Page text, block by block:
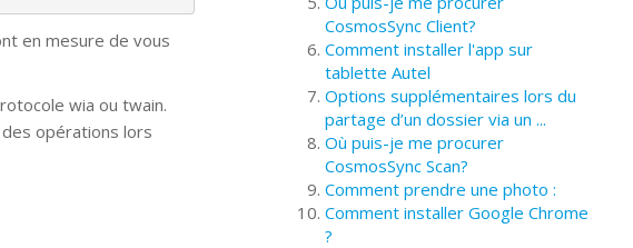
en mesure de vous
wia ou twain.
opérations lors
CosmosSync Client?
Comment installer l'app sur
tablette Autel
Options supplémentaires lors du
partage d’un dossier via un ...
Où puis-je me procurer
CosmosSync Scan?
Comment prendre une photo :
Comment installer Google Chrome
?